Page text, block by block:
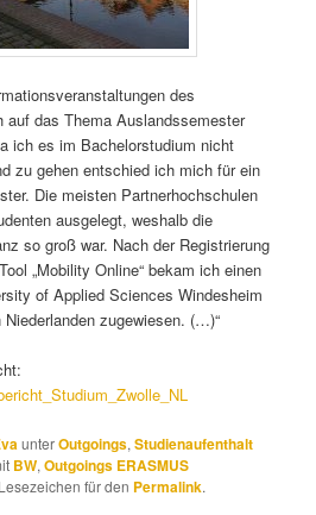
des
auf das Thema Auslandssemester
ich es im Bachelorstudium nicht
zu gehen entschied ich mich für ein
Die meisten Partnerhochschulen
ausgelegt, weshalb die
so groß war. Nach der Registrierung
„Mobility Online“ bekam ich einen
of Applied Sciences Windesheim
zugewiesen. (…)“
unterOutgoings,Studienaufenthalt
BW,Outgoings ERASMUS
für den Permalink.